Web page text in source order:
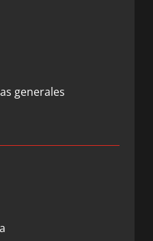
generales